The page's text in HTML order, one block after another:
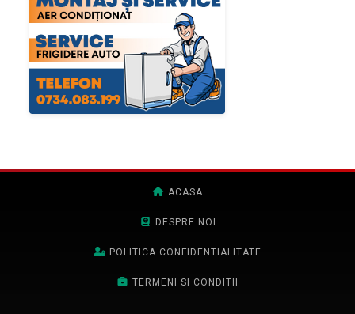
ACASA
DESPRE NOI
POLITICA CONFIDENTIALITATE
TERMENI SI CONDITII